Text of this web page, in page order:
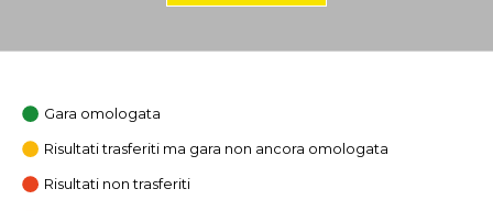
Gara omologata
Risultati trasferiti ma gara non ancora omologata
Risultati non trasferiti